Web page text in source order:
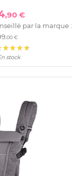
,90 €
par la marque :
,00 €
stock